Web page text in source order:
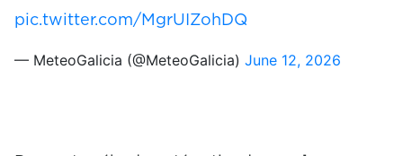
pic.twitter.com/MgrUIZohDQ
— MeteoGalicia (@MeteoGalicia) June 12, 2026